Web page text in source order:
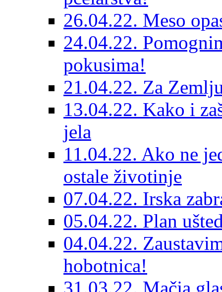
26.04.22. Meso
24.04.22.
pokusima!
21.04.22. Za
13.04.22. Kako i
jela
11.04.22. Ako ne
ostale životinje
07.04.22. Irska
05.04.22. Plan
04.04.22.
hobotnica!
31.03.22. Mačja